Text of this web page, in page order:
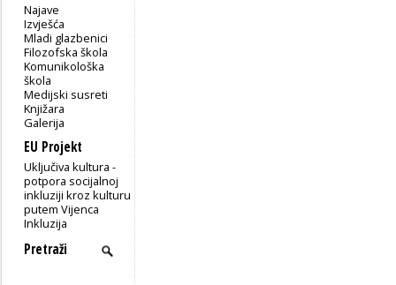
Najave
Izvješća
Mladi glazbenici
Filozofska škola
Komunikološka
škola
Medijski susreti
Knjižara
Galerija
EU Projekt
Uključiva kultura -
potpora socijalnoj
inkluziji kroz kulturu
putem Vijenca
Inkluzija